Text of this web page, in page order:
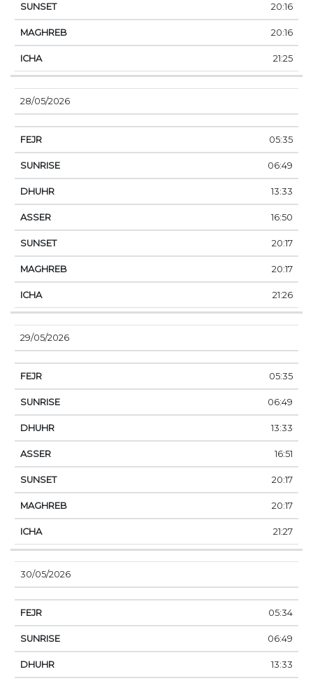
20:16
20:16
21:25
28/05/2026
05:35
06:49
13:33
16:50
20:17
20:17
21:26
29/05/2026
05:35
06:49
13:33
16:51
20:17
20:17
21:27
30/05/2026
05:34
06:49
13:33